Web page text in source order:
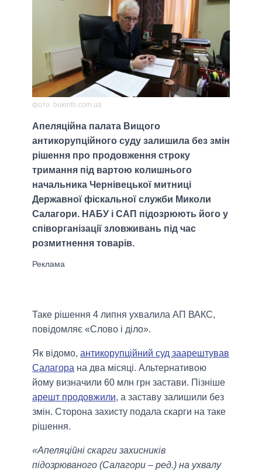
фото: bukinfo.com.ua
Апеляційна палата Вищого
антикорупційного суду залишила без змін
рішення про продовження строку
тримання під вартою колишнього
начальника Чернівецької митниці
Державної фіскальної служби Миколи
Салагори. НАБУ і САП підозрюють його у
співорганізації зловживань під час
розмитнення товарів.
Таке рішення 4 липня ухвалила АП ВАКС,
повідомляє «Слово і діло».
Як відомо, антикорупційний суд заарештував
Салагора на два місяці. Альтернативою
йому визначили 60 млн грн застави. Пізніше
арешт продовжили, а заставу залишили без
змін. Сторона захисту подала скарги на таке
рішення.
«Апеляційні скарги захисників
підозрюваного (Салагори – ред.) на ухвалу